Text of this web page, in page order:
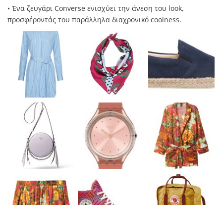
• Ένα ζευγάρι Converse ενισχύει την άνεση του look,
προσφέροντάς του παράλληλα διαχρονικό coolness.